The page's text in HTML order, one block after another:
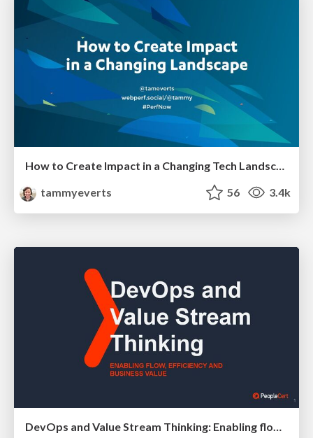
How to Create Impact in a Changing Tech Landscape [PerfNow 2023]
tammyeverts
56 3.4k
DevOps and Value Stream Thinking: Enabling flow, efficiency and business value